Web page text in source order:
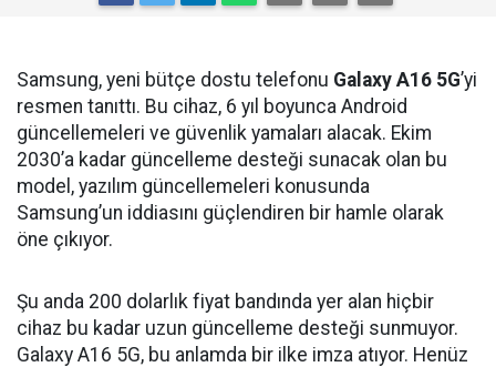
Samsung, yeni bütçe dostu telefonu Galaxy A16 5G’yi
resmen tanıttı. Bu cihaz, 6 yıl boyunca Android
güncellemeleri ve güvenlik yamaları alacak. Ekim
2030’a kadar güncelleme desteği sunacak olan bu
model, yazılım güncellemeleri konusunda
Samsung’un iddiasını güçlendiren bir hamle olarak
öne çıkıyor.
Şu anda 200 dolarlık fiyat bandında yer alan hiçbir
cihaz bu kadar uzun güncelleme desteği sunmuyor.
Galaxy A16 5G, bu anlamda bir ilke imza atıyor. Henüz